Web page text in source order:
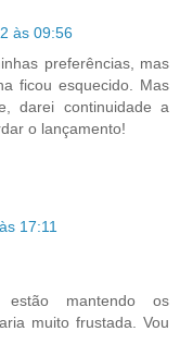
às 09:56
preferências, mas
ficou esquecido. Mas
darei continuidade a
o lançamento!
17:11
mantendo os
muito frustada. Vou